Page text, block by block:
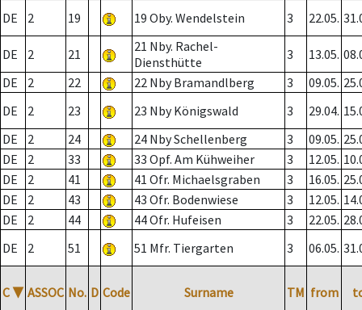
DE
2 19 19 Oby. Wendelstein 3 22.05.
DE 2 21
21 Nby. Rachel-
Diensthütte
3 13.05.
DE
2 22 22 Nby Bramandlberg 3 09.05.
DE
2 23 23 Nby Königswald 3 29.04.
DE
2 24 24 Nby Schellenberg 3 09.05.
DE
2 33 33 Opf. Am Kühweiher 3 12.05.
DE
2 41 41 Ofr. Michaelsgraben 3 16.05.
DE
2 43 43 Ofr. Bodenwiese 3 12.05.
DE
2 44 44 Ofr. Hufeisen 3 22.05.
DE
2 51 51 Mfr. Tiergarten 3 06.05.
C ▼ ASSOC No. D Code Surname TM from